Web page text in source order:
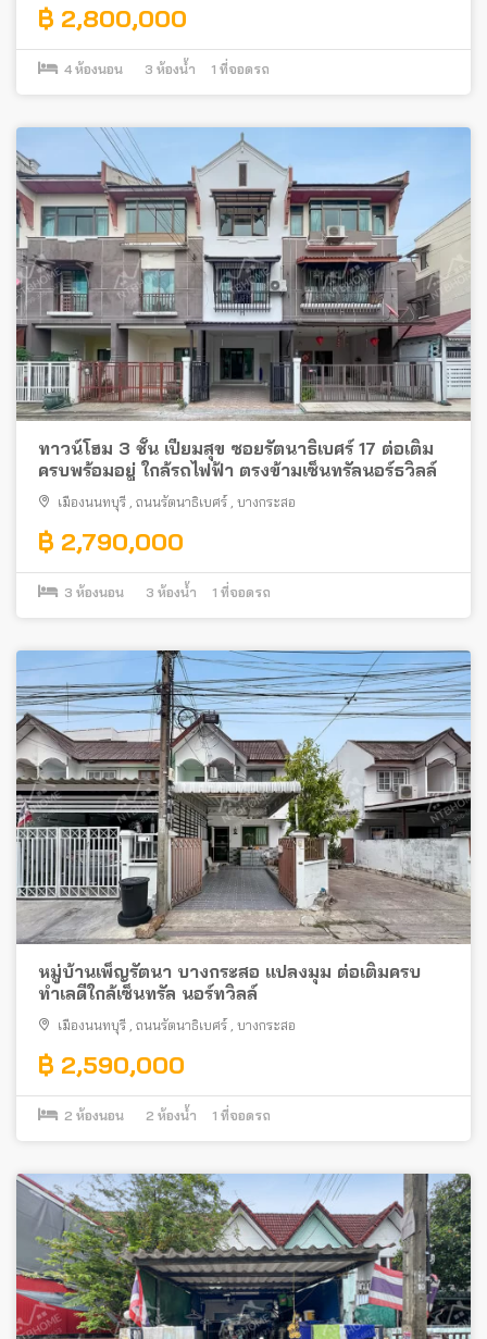
฿ 2,800,000
4 ห้องนอน 3 ห้องน้ำ 1 ที่จอดรถ
ทาวน์โฮม 3 ชั้น เปี่ยมสุข ซอยรัตนาธิเบศร์ 17 ต่อเติม
ครบพร้อมอยู่ ใกล้รถไฟฟ้า ตรงข้ามเซ็นทรัลนอร์ธวิลล์
เมืองนนทบุรี ถนนรัตนาธิเบศร์ บางกระสอ
฿ 2,790,000
3 ห้องนอน 3 ห้องน้ำ 1 ที่จอดรถ
หมู่บ้านเพ็ญรัตนา บางกระสอ แปลงมุม ต่อเติมครบ
ทำเลดีใกล้เซ็นทรัล นอร์ทวิลล์
เมืองนนทบุรี ถนนรัตนาธิเบศร์ บางกระสอ
฿ 2,590,000
2 ห้องนอน 2 ห้องน้ำ 1 ที่จอดรถ